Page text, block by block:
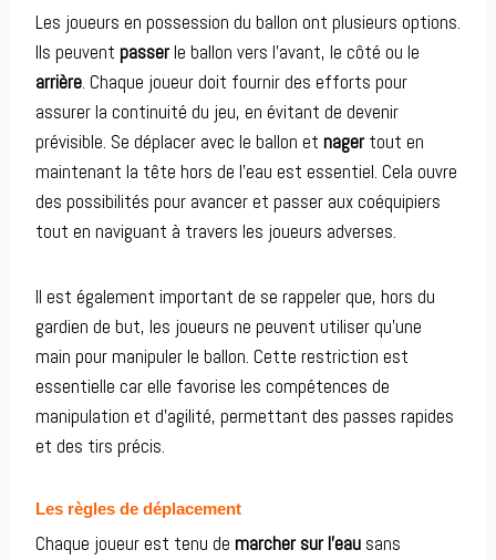
Les joueurs en possession du ballon ont plusieurs options.
Ils peuvent passerle ballon vers l’avant, le côté ou le
arrière. Chaque joueur doit fournir des efforts pour
assurer la continuité du jeu, en évitant de devenir
prévisible. Se déplacer avec le ballon et nagertout en
maintenant la tête hors de l’eau est essentiel. Cela ouvre
des possibilités pour avancer et passer aux coéquipiers
tout en naviguant à travers les joueurs adverses.
Il est également important de se rappeler que, hors du
gardien de but, les joueurs ne peuvent utiliser qu’une
main pour manipuler le ballon. Cette restriction est
essentielle car elle favorise les compétences de
manipulation et d’agilité, permettant des passes rapides
et des tirs précis.
Les règles de déplacement
Chaque joueur est tenu de marcher sur l’eau sans